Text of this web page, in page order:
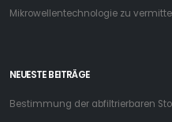
Mikrowellentechnologie zu
NEUESTE BEITRÄGE
Bestimmung der abfiltrierbaren